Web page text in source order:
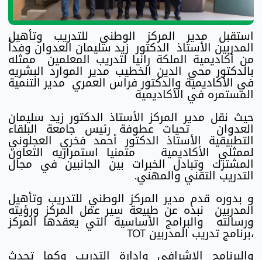
استقبل مدير المركز الوطني للتدريب وتأهيل
المدربين الأستاذ الدكتور زيد سليمان العدوان وفداً
من أكاديمية الملكة رانيا لتدريب المعلمين ممثله
بالدكتور محي الدين الخطيب مدير الموارد البشريه
في الأكاديمية والدكتور فراس العمري مدير التنمية
المستمره في الأكاديمية
حيث نقل مدير المركز الأستاذ الدكتور زيد سليمان
العدوان تحيات عطوفة رئيس جامعة البلقاء
التطبيقية الأستاذ الدكتور أحمد فخري العجلوني
لممثلي الأكاديمية متمنيا استمراريه التعاون
المشترك وتبادل الخبرات بين الجانبين في مجال
التدريب التقني والمهني.
و بدوره قدم مدير المركز الوطني للتدريب وتأهيل
المدربين نبذه عن طبيعة سير عمل المركز ورؤيته
ورسالته والبرامج الأساسية التي يعقدها المركز
،برنامج تدريب المدربين TOT
والبرنامج الإشرافي وإدارة التدريب وكما تحدث